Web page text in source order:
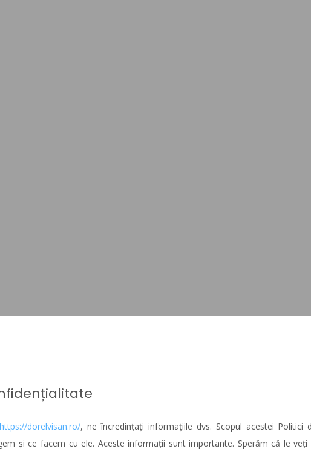
https://dorelvisan.ro/, ne încredințați informațiile dvs. Scopul acestei
și ce facem cu ele. Aceste informații sunt importante. Sperăm că le